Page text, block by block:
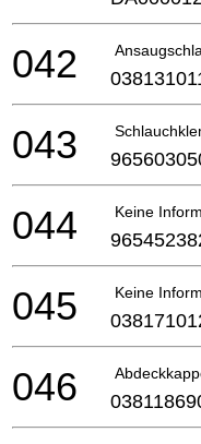
042
043
Keine
044
Keine
045
046